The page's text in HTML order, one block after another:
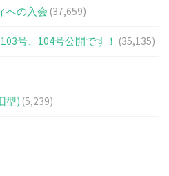
への入会 (37,659)
号、104号公開です！ (35,135)
型) (5,239)